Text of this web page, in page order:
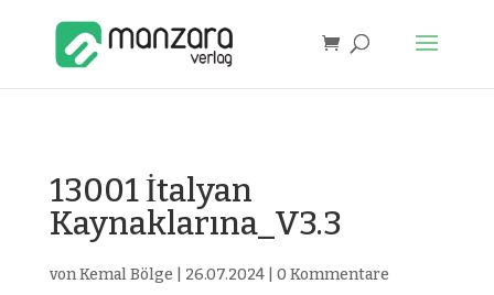
13001 İtalyan
Kaynaklarına_V3.3
vonKemal Bölge 26.07.2024| 0 Kommentare